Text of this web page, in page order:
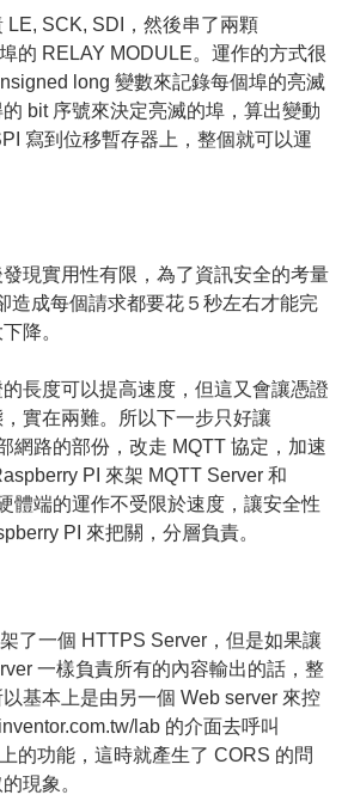
LE, SCK, SDI，然後串了兩顆
的 RELAY MODULE。運作的方式很
long 變數來記錄每個埠的亮滅
bit 序號來決定亮滅的埠，算出變動
寫到位移暫存器上，整個就可以運
現實用性有限，為了資訊安全的考量
造成每個請求都要花５秒左右才能完
降。
長度可以提高速度，但這又會讓憑證
實在兩難。所以下一步只好讓
網路的部份，改走 MQTT 協定，加速
PI 來架 MQTT Server 和
體端的運作不受限於速度，讓安全性
PI 來把關，分層負責。
了一個 HTTPS Server，但是如果讓
一樣負責所有的內容輸出的話，整
基本上是由另一個 Web server 來控
lab 的介面去呼叫
的功能，這時就產生了 CORS 的問
現象。